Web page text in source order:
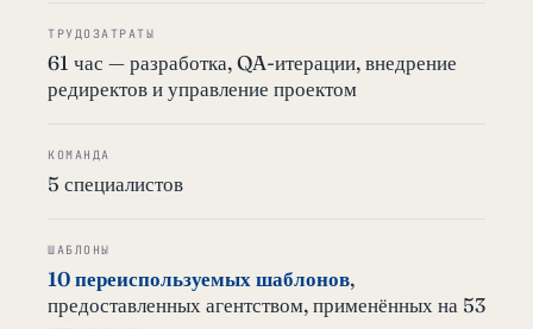
ТРУДОЗАТРАТЫ
61 час — разработка, QA-итерации, внедрение
редиректов и управление проектом
КОМАНДА
5 специалистов
ШАБЛОНЫ
10 переиспользуемых шаблонов,
предоставленных агентством, применённых на 53